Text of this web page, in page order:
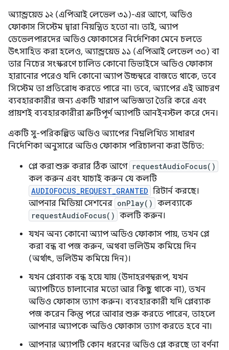
অ্যান্ড্রয়েড ১২ (এপিআই লেভেল ৩১)-এর আগে, অডিও
ফোকাস সিস্টেম দ্বারা নিয়ন্ত্রিত হতো না। তাই, অ্যাপ
ডেভেলপারদের অডিও ফোকাসের নির্দেশিকা মেনে চলতে
উৎসাহিত করা হলেও, অ্যান্ড্রয়েড ১১ (এপিআই লেভেল ৩০) বা
তার নিচের সংস্করণে চালিত কোনো ডিভাইসে অডিও ফোকাস
হারানোর পরেও যদি কোনো অ্যাপ উচ্চস্বরে বাজতে থাকে, তবে
সিস্টেম তা প্রতিরোধ করতে পারে না। তবে, অ্যাপের এই আচরণ
ব্যবহারকারীর জন্য একটি খারাপ অভিজ্ঞতা তৈরি করে এবং
প্রায়শই ব্যবহারকারীরা ত্রুটিপূর্ণ অ্যাপটি আনইনস্টল করে দেন।
একটি সু-পরিকল্পিত অডিও অ্যাপের নিম্নলিখিত সাধারণ
নির্দেশিকা অনুসারে অডিও ফোকাস পরিচালনা করা উচিত:
প্লে করা শুরু করার ঠিক আগে requestAudioFocus()
কল করুন এবং যাচাই করুন যে কলটি
AUDIOFOCUS_REQUEST_GRANTED রিটার্ন করছে।
আপনার মিডিয়া সেশনের onPlay() কলব্যাকে
requestAudioFocus() কলটি করুন।
যখন অন্য কোনো অ্যাপ অডিও ফোকাস পায়, তখন প্লে
করা বন্ধ বা পজ করুন, অথবা ভলিউম কমিয়ে দিন
(অর্থাৎ, ভলিউম কমিয়ে দিন)।
যখন প্লেব্যাক বন্ধ হয়ে যায় (উদাহরণস্বরূপ, যখন
অ্যাপটিতে চালানোর মতো আর কিছু থাকে না), তখন
অডিও ফোকাস ত্যাগ করুন। ব্যবহারকারী যদি প্লেব্যাক
পজ করেন কিন্তু পরে আবার শুরু করতে পারেন, তাহলে
আপনার অ্যাপকে অডিও ফোকাস ত্যাগ করতে হবে না।
আপনার অ্যাপটি কোন ধরনের অডিও প্লে করছে তা বর্ণনা